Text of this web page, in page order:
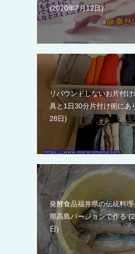
2020年7月12日
リバウンドしないお片付
具と1日30分片付け術にあ
28日
発酵食品福井県の伝統料
県高島バージョンで作る
日